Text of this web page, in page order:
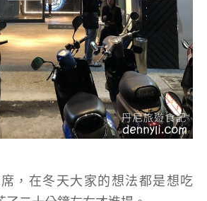
，在冬天大家的想法都是想吃